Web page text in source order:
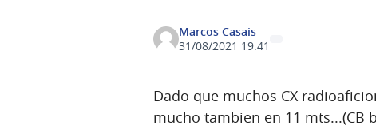
Marcos Casais
31/08/2021 19:41
Dado que muchos CX
mucho tambien en 11 mts...(CB